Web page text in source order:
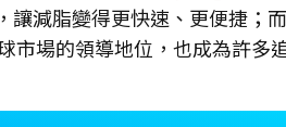
減脂變得更快速、更便捷；
場的領導地位，也成為許多